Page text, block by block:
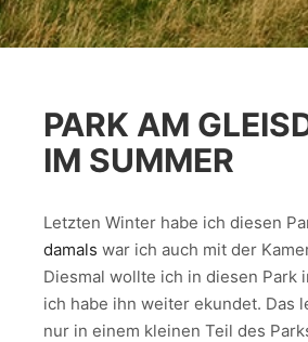
PARK AM
IM SUMMER
Letzten Winter habe ich diesen
damals war ich auch mit der
Diesmal wollte ich in diesen Park
ich habe ihn weiter ekundet. Das
nur in einem kleinen Teil des